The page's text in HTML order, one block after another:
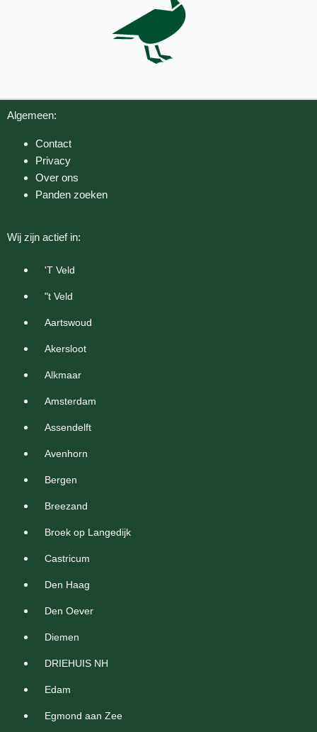
Algemeen:
Contact
Privacy
Over ons
Panden zoeken
Wij zijn actief in:
'T Veld
"t Veld
Aartswoud
Akersloot
Alkmaar
Amsterdam
Assendelft
Avenhorn
Bergen
Breezand
Broek op Langedijk
Castricum
Den Haag
Den Oever
Diemen
DRIEHUIS NH
Edam
Egmond aan Zee